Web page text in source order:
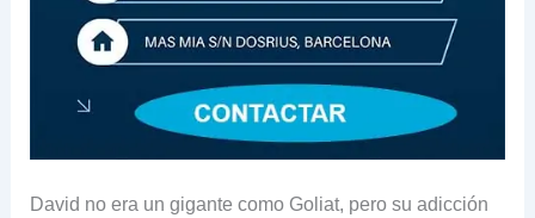
David no era un gigante como Goliat, pero su adicción